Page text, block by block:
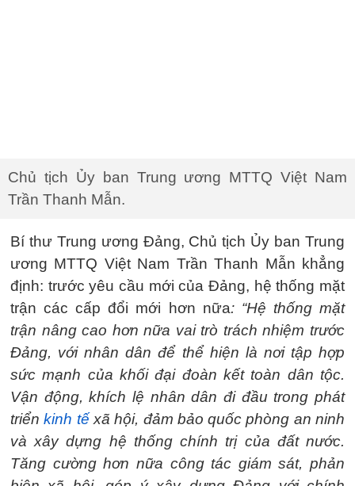
Chủ tịch Ủy ban Trung ương MTTQ Việt Nam
Trần Thanh Mẫn.
Bí thư Trung ương Đảng, Chủ tịch Ủy ban Trung
ương MTTQ Việt Nam Trần Thanh Mẫn khẳng
định: trước yêu cầu mới của Đảng, hệ thống mặt
trận các cấp đổi mới hơn nữa: “Hệ thống mặt
trận nâng cao hơn nữa vai trò trách nhiệm trước
Đảng, với nhân dân để thể hiện là nơi tập hợp
sức mạnh của khối đại đoàn kết toàn dân tộc.
Vận động, khích lệ nhân dân đi đầu trong phát
triểnkinh tếxã hội, đảm bảo quốc phòng an ninh
và xây dựng hệ thống chính trị của đất nước.
Tăng cường hơn nữa công tác giám sát, phản